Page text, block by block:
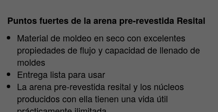
Puntos fuertes de la arena pre-revestida Resital
Material de moldeo en seco con excelentes
propiedades de flujo y capacidad de llenado de
moldes
Entrega lista para usar
La arena pre-revestida resital y los núcleos
producidos con ella tienen una vida útil